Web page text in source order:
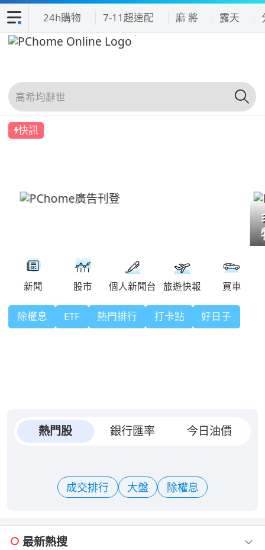
24h購物 7-11超速配 麻 將 露天
快訊
除權息 ETF 熱門排行 打卡點 好日子
熱門股 銀行匯率 今日油價
成交排行 大盤 除權息
最新熱搜